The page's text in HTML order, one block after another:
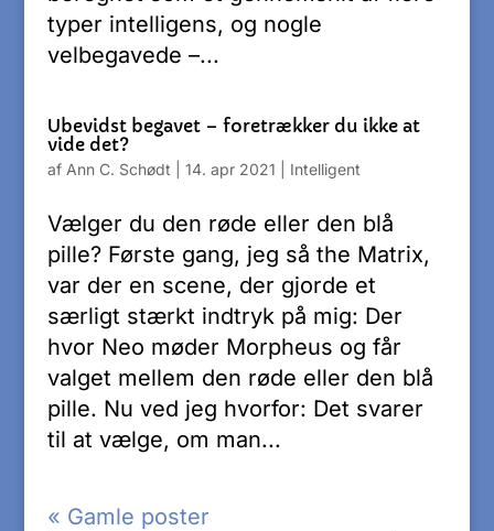
typer intelligens, og nogle
velbegavede –...
Ubevidst begavet – foretrækker du ikke at
vide det?
af Ann C. Schødt 14. apr 2021 Intelligent
Vælger du den røde eller den blå
pille? Første gang, jeg så the Matrix,
var der en scene, der gjorde et
særligt stærkt indtryk på mig: Der
hvor Neo møder Morpheus og får
valget mellem den røde eller den blå
pille. Nu ved jeg hvorfor: Det svarer
til at vælge, om man...
« Gamle poster